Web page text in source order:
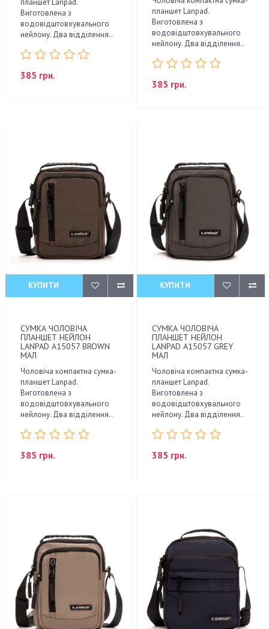
Виготовлена з
водовідштовхувального
нейлону. Два відділення..
385 грн.
планшет Lanpad.
Виготовлена з
водовідштовхувального
нейлону. Два відділення..
385 грн.
КУПИТИ
СУМКА ЧОЛОВІЧА
ПЛАНШЕТ НЕЙЛОН
LANPAD A15057 BROWN
МАЛ
Чоловіча компактна сумка-
планшет Lanpad.
Виготовлена з
водовідштовхувального
нейлону. Два відділення..
385 грн.
КУПИТИ
СУМКА ЧОЛОВІЧА
ПЛАНШЕТ НЕЙЛОН
LANPAD A15057 GREY
МАЛ
Чоловіча компактна сумка-
планшет Lanpad.
Виготовлена з
водовідштовхувального
нейлону. Два відділення..
385 грн.